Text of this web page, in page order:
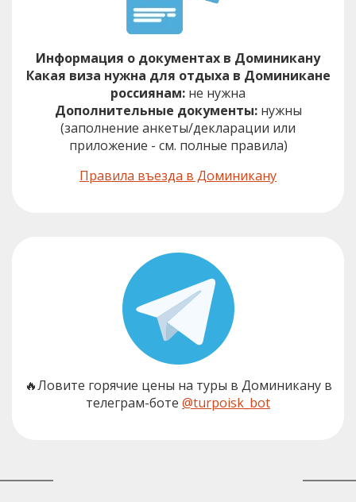
Информация о документах в Доминикану
Какая виза нужна для отдыха в Доминикане
россиянам: не нужна
Дополнительные документы:нужны
(заполнение анкеты/декларации или
приложение - см. полные правила)
Правила въезда в Доминикану
🔥Ловите горячие цены на туры в Доминикану в
телеграм-боте @turpoisk_bot